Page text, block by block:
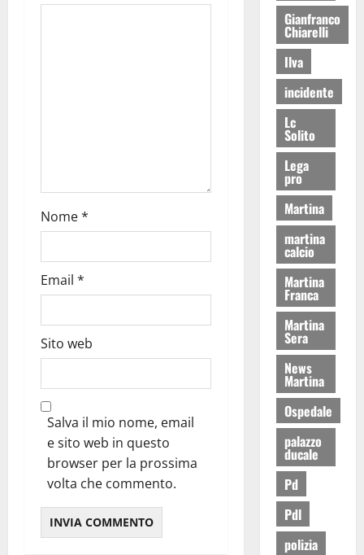
Nome*
Email *
Sito web
Salva il mio nome, email
e sito web in questo
browser per la prossima
volta che commento.
Gianfranco
Chiarelli
Ilva
incidente
Lc
Solito
Lega
pro
Martina
martina
calcio
Martina
Franca
Martina
Sera
News
Martina
Ospedale
palazzo
ducale
Pd
Pdl
polizia